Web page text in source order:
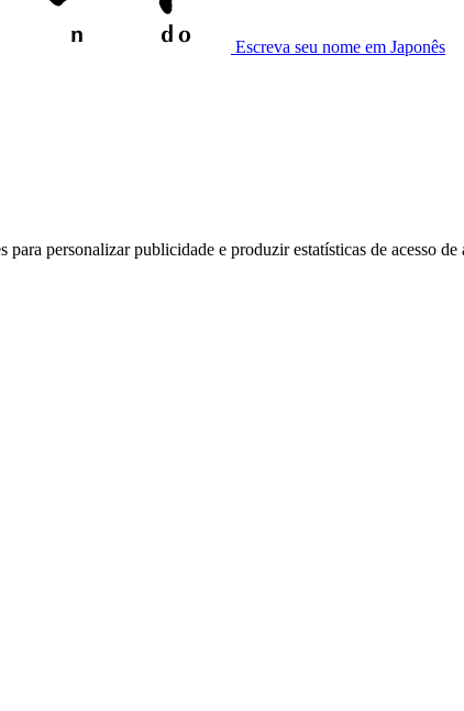
Escreva seu nome em Japonês
personalizar publicidade e produzir estatísticas de acesso de